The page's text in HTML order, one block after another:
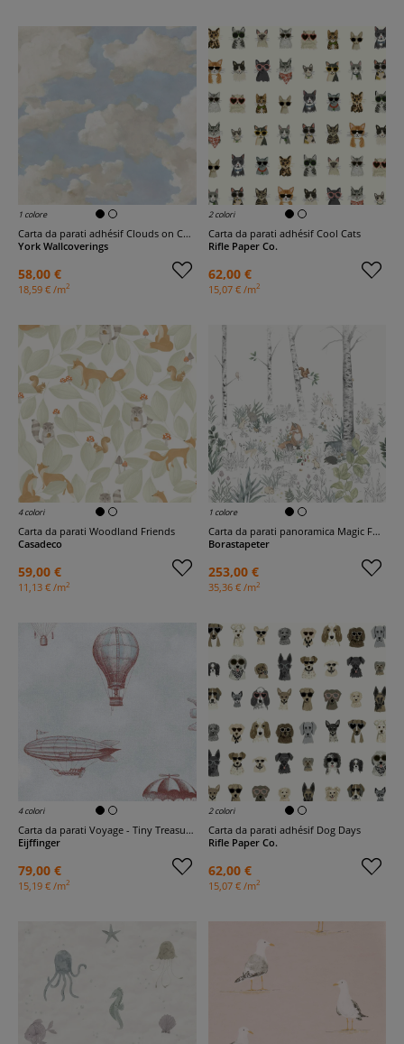
1 colore
Carta da parati adhésif Clouds on Canvas
York Wallcoverings
58,00 €
18,59 € /m2
2 colori
Carta da parati adhésif Cool Cats
Rifle Paper Co.
62,00 €
15,07 € /m2
4 colori
Carta da parati Woodland Friends
Casadeco
59,00 €
11,13 € /m2
1 colore
Carta da parati panoramica Magic Forest
Borastapeter
253,00 €
35,36 € /m2
4 colori
Carta da parati Voyage - Tiny Treasures
Eijffinger
79,00 €
15,19 € /m2
2 colori
Carta da parati adhésif Dog Days
Rifle Paper Co.
62,00 €
15,07 € /m2